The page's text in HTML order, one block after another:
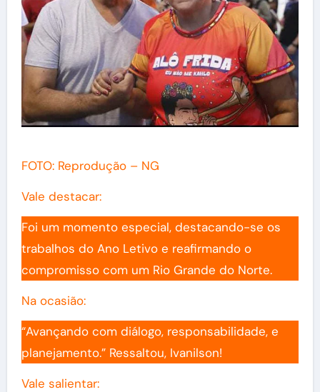
FOTO: Reprodução – NG
Vale destacar:
Foi um momento especial, destacando-se os
trabalhos do Ano Letivo e reafirmando o
compromisso com um Rio Grande do Norte.
Na ocasião:
“Avançando com diálogo, responsabilidade, e
planejamento.” Ressaltou, Ivanilson!
Vale salientar: